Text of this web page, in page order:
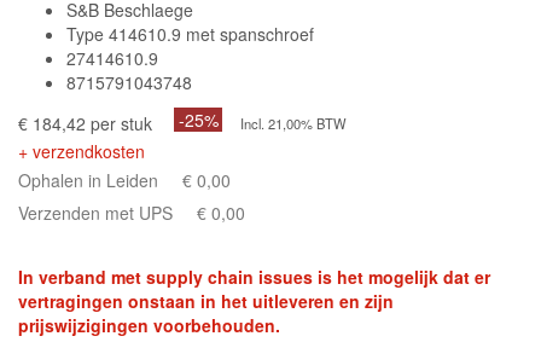
S&B Beschlaege
Type 414610.9 met spanschroef
27414610.9
8715791043748
€ 184,42 per stuk
-25% Incl. 21,00% BTW
+ verzendkosten
Ophalen in Leiden
€ 0,00
Verzenden met UPS
€ 0,00
In verband met supply chain issues is het mogelijk dat er
vertragingen onstaan in het uitleveren en zijn
prijswijzigingen voorbehouden.